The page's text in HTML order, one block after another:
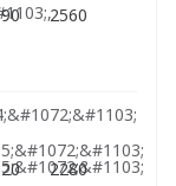
2560
2280